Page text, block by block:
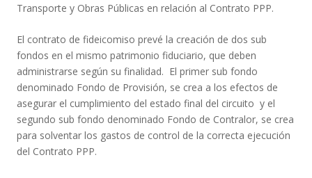
Transporte y Obras Públicas en relación al Contrato PPP.
El contrato de fideicomiso prevé la creación de dos sub
fondos en el mismo patrimonio fiduciario, que deben
administrarse según su finalidad. El primer sub fondo
denominado Fondo de Provisión, se crea a los efectos de
asegurar el cumplimiento del estado final del circuito y el
segundo sub fondo denominado Fondo de Contralor, se crea
para solventar los gastos de control de la correcta ejecución
del Contrato PPP.